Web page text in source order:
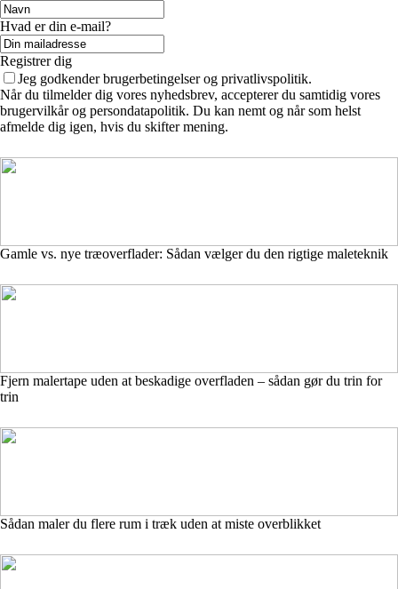
Hvad er din e-mail?
Registrer dig
Jeg godkender brugerbetingelser og privatlivspolitik.
Når du tilmelder dig vores nyhedsbrev, accepterer du samtidig vores
brugervilkår og persondatapolitik. Du kan nemt og når som helst
afmelde dig igen, hvis du skifter mening.
Gamle vs. nye træoverflader: Sådan vælger du den rigtige maleteknik
Fjern malertape uden at beskadige overfladen – sådan gør du trin for
trin
Sådan maler du flere rum i træk uden at miste overblikket